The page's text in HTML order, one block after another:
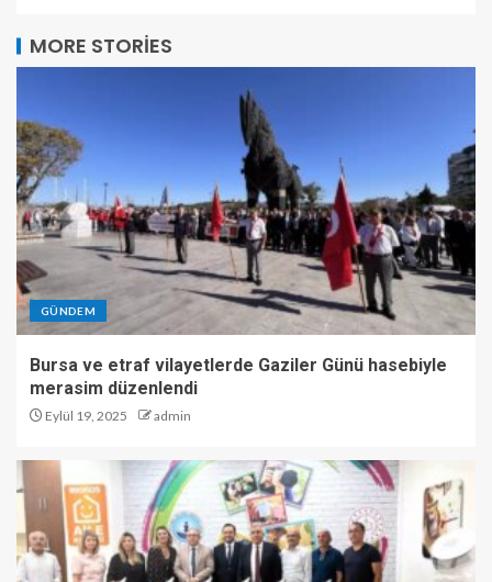
MORE STORIES
GÜNDEM
Bursa ve etraf vilayetlerde Gaziler Günü hasebiyle
merasim düzenlendi
Eylül 19, 2025 admin